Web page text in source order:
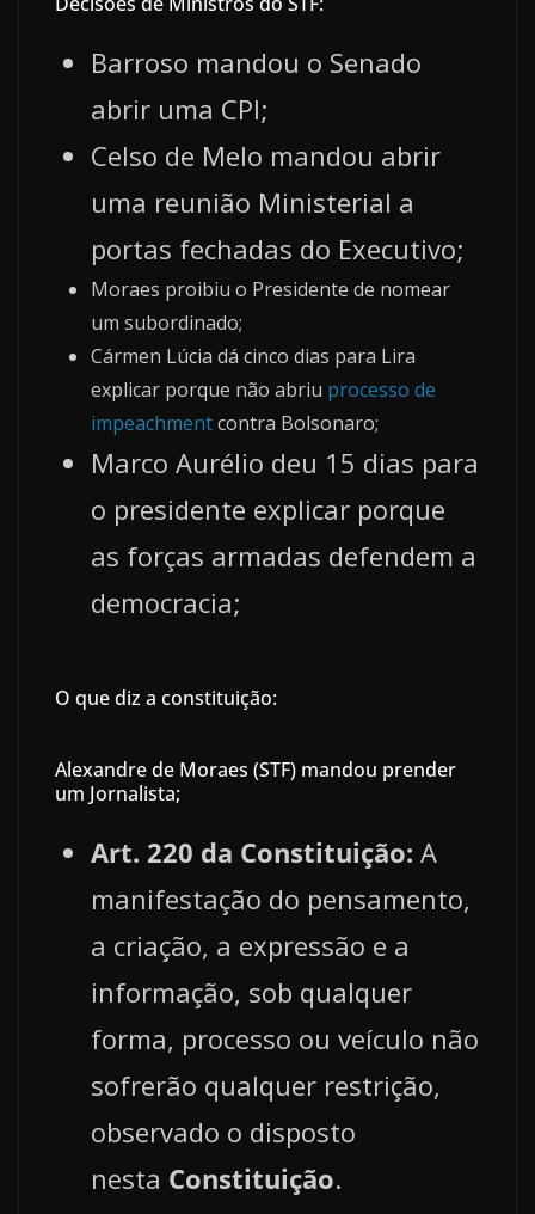
Barroso mandou o Senado
abrir uma CPI;
Celso de Melo mandou abrir
uma reunião Ministerial a
portas fechadas do Executivo;
Moraes proibiu o Presidente de nomear
um subordinado;
Cármen Lúcia dá cinco dias para Lira
explicar porque não abriu processo de
impeachmentcontra Bolsonaro;
Marco Aurélio deu 15 dias para
o presidente explicar porque
as forças armadas defendem a
democracia;
O que diz a constituição:
Alexandre de Moraes (STF) mandou prender
um Jornalista;
Art. 220 da Constituição: A
manifestação do pensamento,
a criação, a expressão e a
informação, sob qualquer
forma, processo ou veículo não
sofrerão qualquer restrição,
observado o disposto
nesta Constituição.